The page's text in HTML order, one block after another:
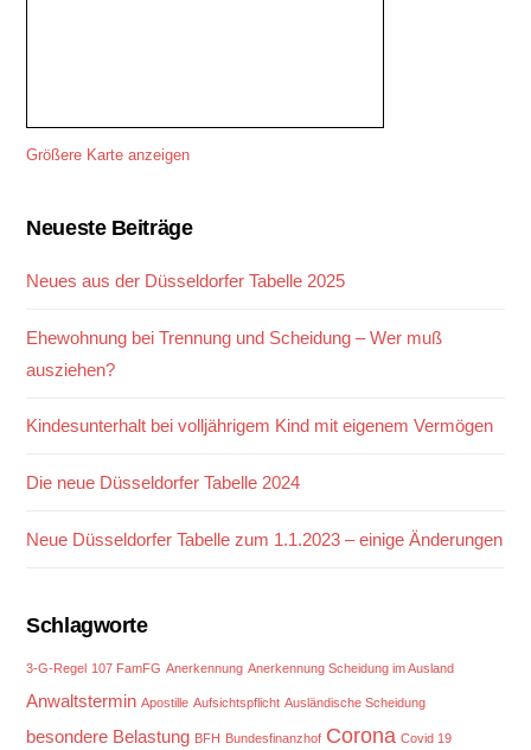
Größere Karte anzeigen
Neueste Beiträge
Neues aus der Düsseldorfer Tabelle 2025
Ehewohnung bei Trennung und Scheidung – Wer muß
ausziehen?
Kindesunterhalt bei volljährigem Kind mit eigenem Vermögen
Die neue Düsseldorfer Tabelle 2024
Neue Düsseldorfer Tabelle zum 1.1.2023 – einige Änderungen
Schlagworte
3-G-Regel 107 FamFG Anerkennung Anerkennung Scheidung im Ausland
Anwaltstermin Apostille Aufsichtspflicht Ausländische Scheidung
besondere Belastung BFH Bundesfinanzhof Corona Covid 19